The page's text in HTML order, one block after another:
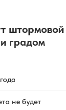
штормовой
градом
не будет